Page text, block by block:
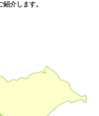
介します。